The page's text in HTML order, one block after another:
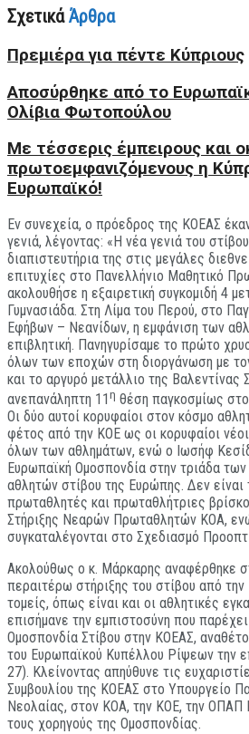
ΣχετικάΆρθρα
Πρεμιέρα για πέντε Κύπριους
Aποσύρθηκε από το
Ολίβια Φωτοπούλου
Με τέσσερις έμπειρους και
πρωτοεμφανιζόμενους η
Ευρωπαϊκό!
Εν συνεχεία, ο πρόεδρος της ΚΟΕΑΣ
γενιά, λέγοντας: «Η νέα γενιά του
διαπιστευτήρια της στις μεγάλες
επιτυχίες στο Πανελλήνιο Μαθητικό
ακολουθήσε η εξαιρετική συγκομιδή 4
Γυμνασιάδα. Στη Λίμα του Περού, στο
Εφήβων – Νεανίδων, η εμφάνιση των
επιβλητική. Πανηγυρίσαμε το πρώτο
όλων των εποχών στη διοργάνωση με
και το αργυρό μετάλλιο της
ανεπανάληπτη 11 η θέση παγκοσμίως
Οι δύο αυτοί κορυφαίοι στον κόσμο
φέτος από την ΚΟΕ ως οι κορυφαίοι
όλων των αθλημάτων, ενώ ο Ιωσήφ
Ευρωπαϊκή Ομοσπονδία στην τριάδα
αθλητών στίβου της Ευρώπης. Δεν είναι
πρωταθλητές και πρωταθλήτριες
Στήριξης Νεαρών Πρωταθλητών ΚΟΑ,
συγκαταλέγονται στο Σχεδιασμό
Ακολούθως ο κ. Μάρκαρης αναφέρθηκε
περαιτέρω στήριξης του στίβου από
τομείς, όπως είναι και οι αθλητικές
επισήμανε την εμπιστοσύνη που
Ομοσπονδία Στίβου στην ΚΟΕΑΣ,
του Ευρωπαϊκού Κυπέλλου Ρίψεων την
27). Κλείνοντας απηύθυνε τις
Συμβουλίου της ΚΟΕΑΣ στο Υπουργείο
Νεολαίας, στον ΚΟΑ, την ΚΟΕ, την ΟΠΑΠ
τους χορηγούς της Ομοσπονδίας.